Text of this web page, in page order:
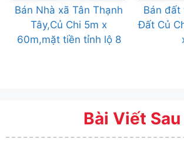
Bán Nhà xã Tân Thạnh
Tây,Củ Chi 5m x
60m,mặt tiền tỉnh lộ 8
Bán đất
Đất Củ
Bài Viết Sau